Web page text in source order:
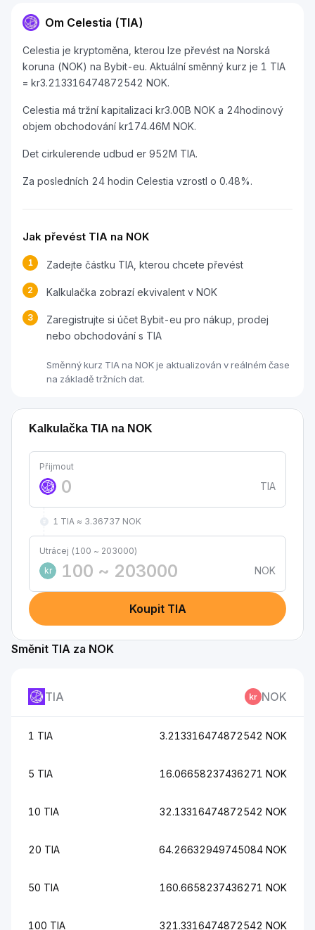
Om Celestia (TIA)
Celestia je kryptoměna, kterou lze převést na Norská
koruna (NOK) na Bybit-eu. Aktuální směnný kurz je 1 TIA
= kr3.213316474872542 NOK.
Celestia má tržní kapitalizaci kr3.00B NOK a 24hodinový
objem obchodování kr174.46M NOK.
Det cirkulerende udbud er 952M TIA.
Za posledních 24 hodin Celestia vzrostl o 0.48%.
Jak převést TIA na NOK
1 Zadejte částku TIA, kterou chcete převést
2 Kalkulačka zobrazí ekvivalent v NOK
3
Zaregistrujte si účet Bybit-eu pro nákup, prodej
nebo obchodování s TIA
Směnný kurz TIA na NOK je aktualizován v reálném čase
na základě tržních dat.
Kalkulačka TIA na NOK
Přijmout
TIA
1 TIA ≈ 3.36737 NOK
Utrácej (100 ~ 203000)
kr
NOK
Koupit TIA
Směnit TIA za NOK
TIA NOK
1 TIA 3.213316474872542 NOK
5 TIA 16.06658237436271 NOK
10 TIA 32.13316474872542 NOK
20 TIA 64.26632949745084 NOK
50 TIA 160.6658237436271 NOK
100 TIA 321.3316474872542 NOK